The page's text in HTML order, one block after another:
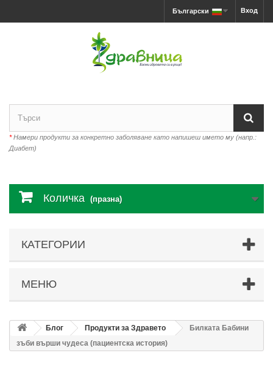
Вход
Български
*Намери продукти за конкретно заболяване като напишеш името му (напр.:
Диабет)
Количка (празна)
КАТЕГОРИИ
МЕНЮ
Блог Продукти за Здравето
Билката Бабини
зъби върши чудеса (пациентска история)